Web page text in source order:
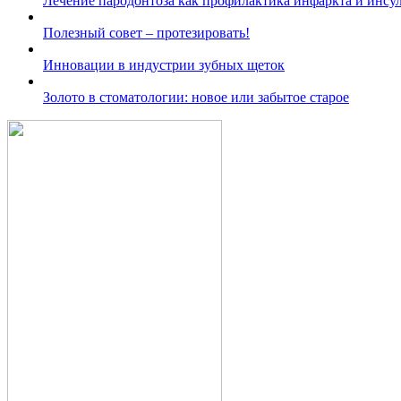
Полезный совет – протезировать!
Инновации в индустрии зубных щеток
Золото в стоматологии: новое или забытое старое